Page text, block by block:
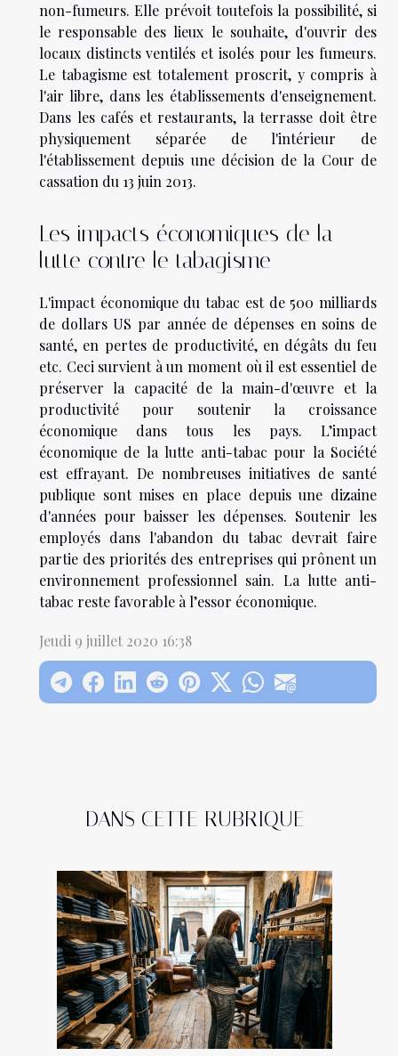
DANS CETTE RUBRIQUE
non-fumeurs. Elle prévoit toutefois la possibilité, si
le responsable des lieux le souhaite, d'ouvrir des
locaux distincts ventilés et isolés pour les fumeurs.
Le tabagisme est totalement proscrit, y compris à
l'air libre, dans les établissements d'enseignement.
Dans les cafés et restaurants, la terrasse doit être
physiquement séparée de l'intérieur de
l'établissement depuis une décision de la Cour de
cassation du 13 juin 2013.
Les impacts économiques de la
lutte contre le tabagisme
L'impact économique du tabac est de 500 milliards
de dollars US par année de dépenses en soins de
santé, en pertes de productivité, en dégâts du feu
etc. Ceci survient à un moment où il est essentiel de
préserver la capacité de la main-d'œuvre et la
productivité pour soutenir la croissance
économique dans tous les pays. L’impact
économique de la lutte anti-tabac pour la Société
est effrayant. De nombreuses initiatives de santé
publique sont mises en place depuis une dizaine
d'années pour baisser les dépenses. Soutenir les
employés dans l'abandon du tabac devrait faire
partie des priorités des entreprises qui prônent un
environnement professionnel sain. La lutte anti-
tabac reste favorable à l’essor économique.
Jeudi 9 juillet 2020 16:38